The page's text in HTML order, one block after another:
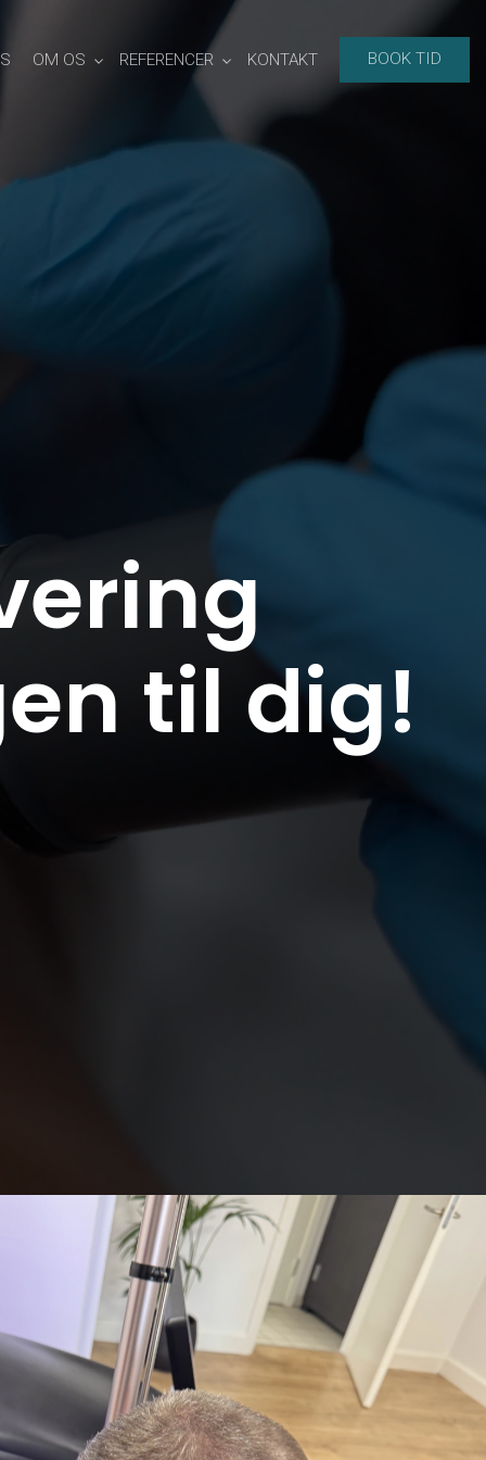
OM OS REFERENCER KONTAKT BOOK TID
til dig!